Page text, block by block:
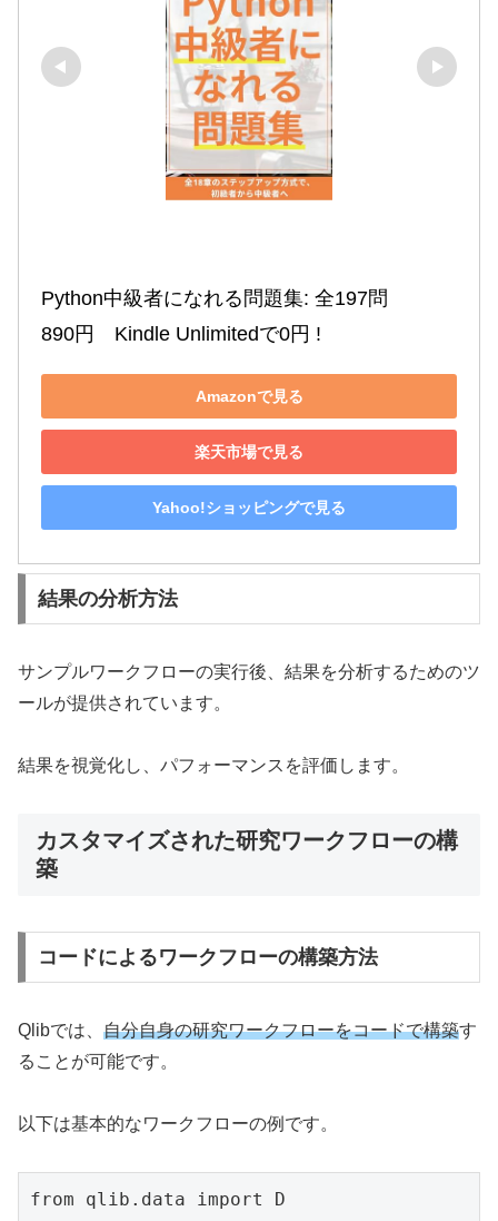
Python中級者になれる問題集: 全197問
890円　Kindle Unlimitedで0円 !
Amazonで見る
楽天市場で見る
Yahoo!ショッピングで見る
結果の分析方法
サンプルワークフローの実行後、結果を分析するためのツ
ールが提供されています。
結果を視覚化し、パフォーマンスを評価します。
カスタマイズされた研究ワークフローの構
築
コードによるワークフローの構築方法
Qlibでは、 自分自身の研究ワークフローをコードで構築す
ることが可能です。
以下は基本的なワークフローの例です。
from qlib.data import D